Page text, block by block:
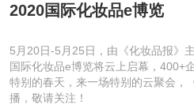
2020国际化妆品e博览
5月20日-5月25日，由《化妆品报》
国际化妆品e博览将云上启幕，400+
特别的春天，来一场特别的云聚会，
播，敬请关注！